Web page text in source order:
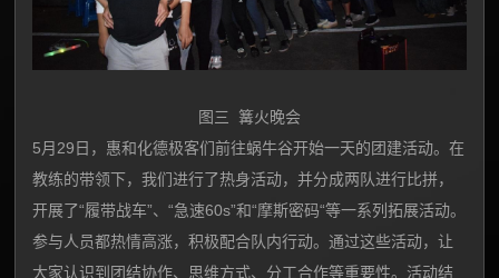
图三 篝火晚会
5月29日，惠和化德极客们前往蜗牛谷开始一天的团建活动。在
教练的带领下，我们进行了热身活动，并分成两队进行比拼，
开展了“履带战车”、“急速60s”和“摩斯密码“等一系列拓展活动。
参与人员都热情高涨，积极配合队内行动。通过这些活动，让
大家认识到团结协作、思维方式、分工合作等重要性。活动结